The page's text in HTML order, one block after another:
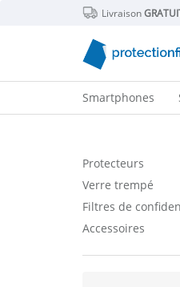
Livraison
Smartphones
Protecteurs
Verre trempé
Filtres de
Accessoires